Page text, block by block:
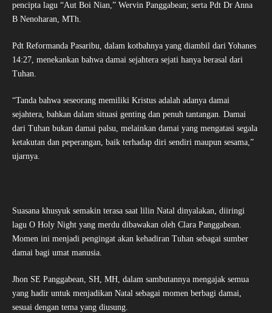
pencipta lagu “Aut Boi Nian,” Wervin Panggabean; serta Pdt Dr Anna
B Nenoharan, MTh.
Pdt Reformanda Pasaribu, dalam kotbahnya yang diambil dari Yohanes
14:27, menekankan bahwa damai sejahtera sejati hanya berasal dari
Tuhan.
“Tanda bahwa seseorang memiliki Kristus adalah adanya damai
sejahtera, bahkan dalam situasi genting dan penuh tantangan. Damai
dari Tuhan bukan damai palsu, melainkan damai yang mengatasi segala
ketakutan dan peperangan, baik terhadap diri sendiri maupun sesama,”
ujarnya.
Suasana khusyuk semakin terasa saat lilin Natal dinyalakan, diiringi
lagu O Holy Night yang merdu dibawakan oleh Clara Panggabean.
Momen ini menjadi pengingat akan kehadiran Tuhan sebagai sumber
damai bagi umat manusia.
Jhon SE Panggabean, SH, MH, dalam sambutannya mengajak semua
yang hadir untuk menjadikan Natal sebagai momen berbagi damai,
sesuai dengan tema yang diusung.